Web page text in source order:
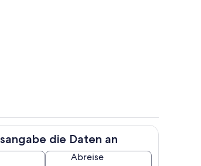
Speisen
die Daten an
Abreise